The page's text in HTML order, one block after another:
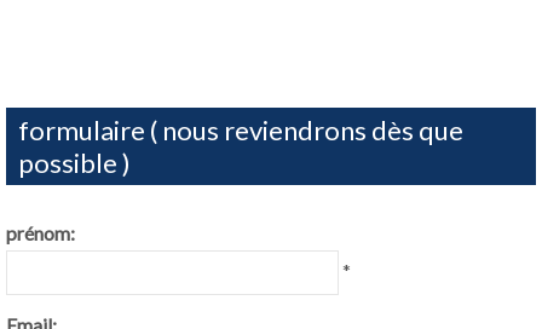
formulaire ( nous reviendrons dès que
possible )
prénom:
*